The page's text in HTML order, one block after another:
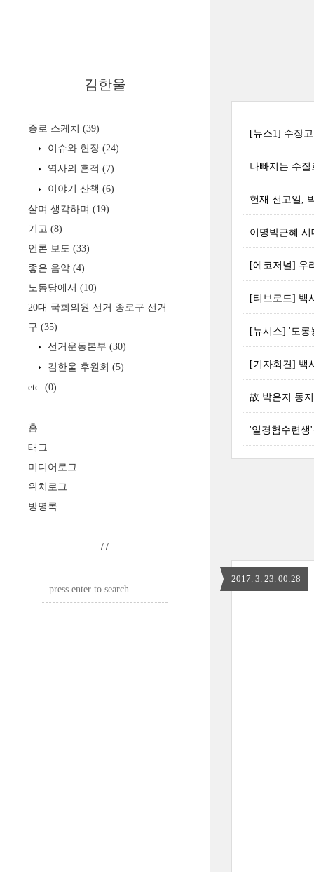
김한울
종로 스케치 (39)
이슈와 현장 (24)
역사의 흔적 (7)
이야기 산책 (6)
살며 생각하며 (19)
기고 (8)
언론 보도 (33)
좋은 음악 (4)
노동당에서 (10)
20대 국회의원 선거 종로구 선거
구 (35)
선거운동본부 (30)
김한울 후원회 (5)
etc. (0)
홈
태그
미디어로그
위치로그
방명록
/ /
[뉴스1] 수장
나빠지는 수
헌재 선고일,
이명박근혜 시
[에코저널] 우
[티브로드] 백
[뉴시스] '도롱
[기자회견] 백
故 박은지 동
'일경험수련생
2017. 3. 23. 00:28